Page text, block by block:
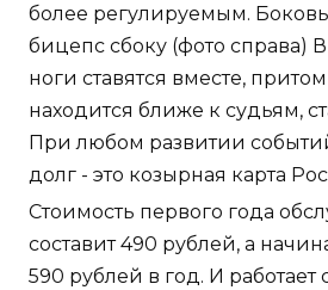
более регулируемым.
бицепс сбоку (фото справа)
ноги ставятся вместе, притом
находится ближе к судьям,
При любом развитии
долг - это козырная карта
Стоимость первого года
составит 490 рублей, а
590 рублей в год. И работает